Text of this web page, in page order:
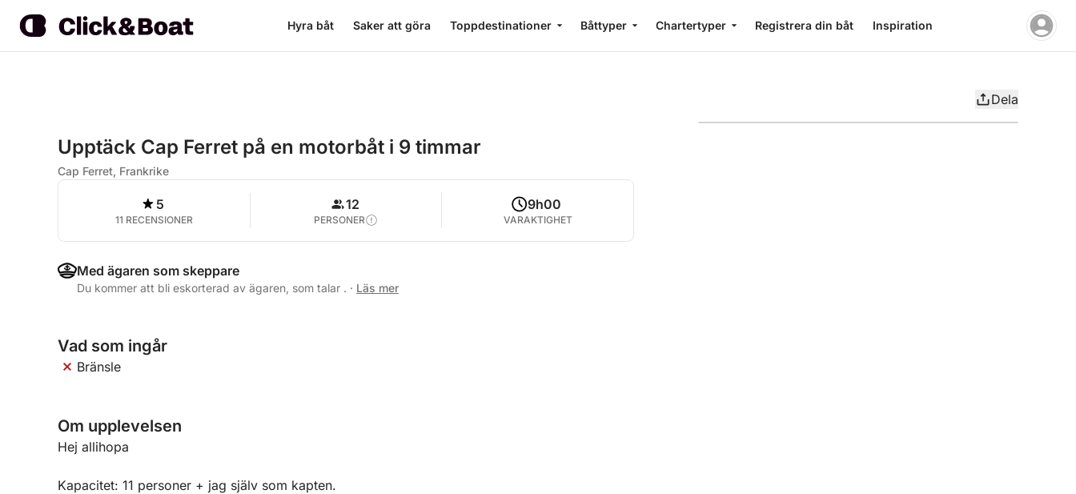
Hyra båt Saker att göra Toppdestinationer Båttyper Chartertyper Registrera din båt Inspiration
Dela
Upptäck Cap Ferret på en motorbåt i 9 timmar
Cap Ferret, Frankrike
5
11 RECENSIONER
12
PERSONER
9h00
VARAKTIGHET
Med ägaren som skeppare
Du kommer att bli eskorterad av ägaren, som talar . · Läs mer
Vad som ingår
Bränsle
Om upplevelsen
Hej allihopa
Kapacitet: 11 personer + jag själv som kapten.